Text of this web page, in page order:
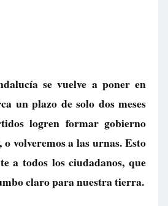
se vuelve a poner en
un plazo de solo dos meses
logren formar gobierno
o volveremos a las urnas. Esto
a todos los ciudadanos, que
claro para nuestra tierra.